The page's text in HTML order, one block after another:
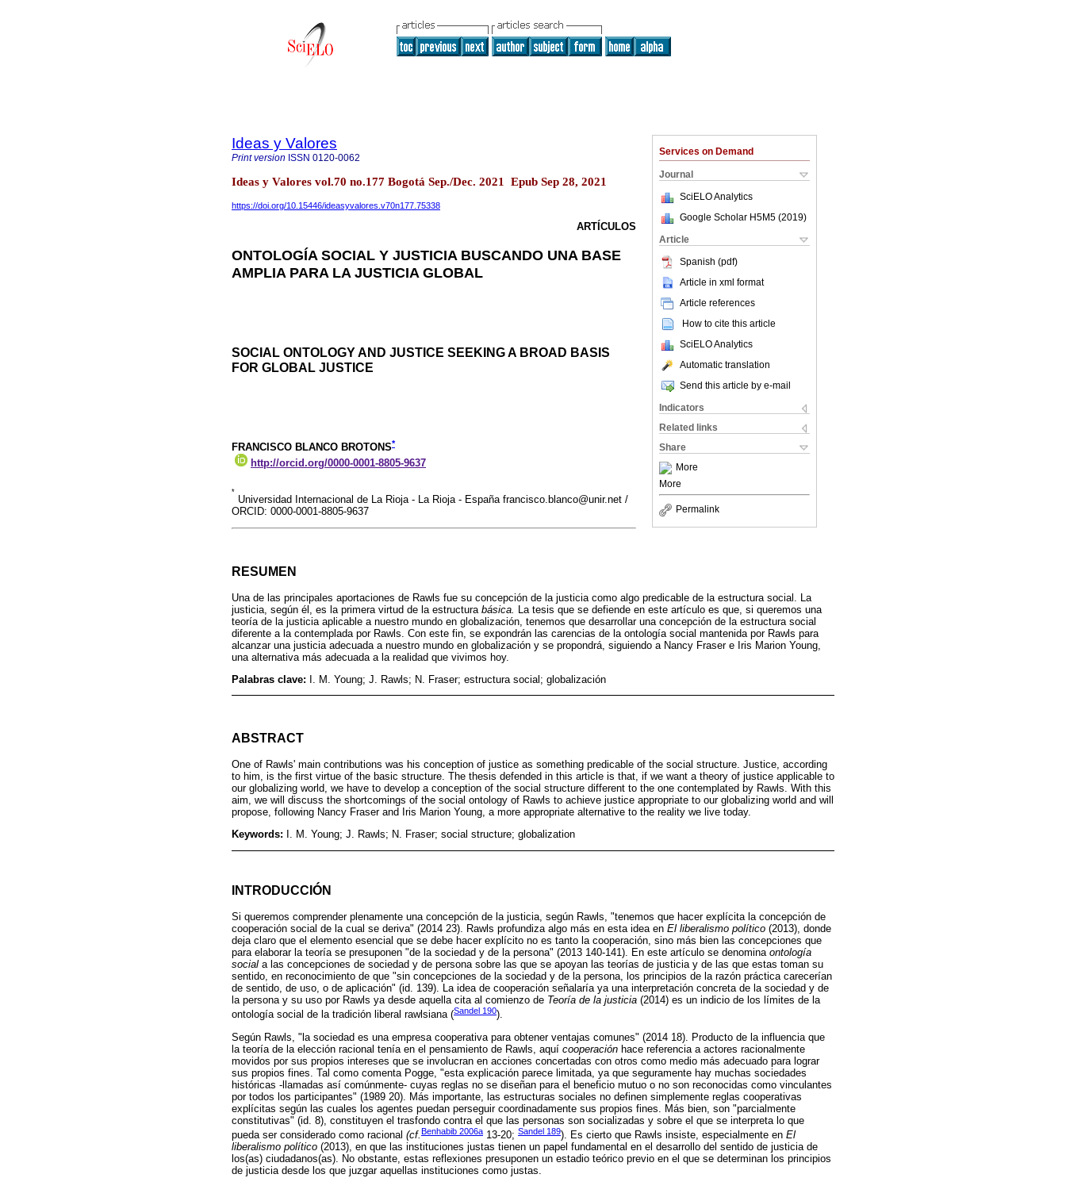
Services on Demand
Journal
SciELO Analytics
Google Scholar H5M5 (2019)
Article
Spanish (pdf)
Article in xml format
Article references
How to cite this article
SciELO Analytics
Automatic translation
Send this article by e-mail
Indicators
Related links
Share
More
More
Permalink
Ideas y Valores
Print version ISSN 0120-0062
Ideas y Valores vol.70 no.177 Bogotá Sep./Dec. 2021 Epub Sep 28, 2021
https://doi.org/10.15446/ideasyvalores.v70n177.75338
ARTÍCULOS
ONTOLOGÍA SOCIAL Y JUSTICIA BUSCANDO UNA BASE
AMPLIA PARA LA JUSTICIA GLOBAL
SOCIAL ONTOLOGY AND JUSTICE SEEKING A BROAD BASIS
FOR GLOBAL JUSTICE
FRANCISCO BLANCO BROTONS*
http://orcid.org/0000-0001-8805-9637
*
Universidad Internacional de La Rioja - La Rioja - España francisco.blanco@unir.net /
ORCID: 0000-0001-8805-9637
RESUMEN
Una de las principales aportaciones de Rawls fue su concepción de la justicia como algo predicable de la estructura social. La
justicia, según él, es la primera virtud de la estructura básica.
La tesis que se defiende en este artículo es que, si queremos una
teoría de la justicia aplicable a nuestro mundo en globalización, tenemos que desarrollar una concepción de la estructura social
diferente a la contemplada por Rawls. Con este fin, se expondrán las carencias de la ontología social mantenida por Rawls para
alcanzar una justicia adecuada a nuestro mundo en globalización y se propondrá, siguiendo a Nancy Fraser e Iris Marion Young,
una alternativa más adecuada a la realidad que vivimos hoy.
Palabras clave: I. M. Young; J. Rawls; N. Fraser; estructura social; globalización
ABSTRACT
One of Rawls' main contributions was his conception of justice as something predicable of the social structure. Justice, according
to him, is the first virtue of the basic structure. The thesis defended in this article is that, if we want a theory of justice applicable to
our globalizing world, we have to develop a conception of the social structure different to the one contemplated by Rawls. With this
aim, we will discuss the shortcomings of the social ontology of Rawls to achieve justice appropriate to our globalizing world and will
propose, following Nancy Fraser and Iris Marion Young, a more appropriate alternative to the reality we live today.
Keywords:
I. M. Young; J. Rawls; N. Fraser; social structure; globalization
INTRODUCCIÓN
Si queremos comprender plenamente una concepción de la justicia, según Rawls, "tenemos que hacer explícita la concepción de
cooperación social de la cual se deriva" (2014 23). Rawls profundiza algo más en esta idea en El liberalismo político (2013), donde
deja claro que el elemento esencial que se debe hacer explícito no es tanto la cooperación, sino más bien las concepciones que
para elaborar la teoría se presuponen "de la sociedad y de la persona" (2013 140-141). En este artículo se denomina ontología
social a las concepciones de sociedad y de persona sobre las que se apoyan las teorías de justicia y de las que estas toman su
sentido, en reconocimiento de que "sin concepciones de la sociedad y de la persona, los principios de la razón práctica carecerían
de sentido, de uso, o de aplicación" (id. 139). La idea de cooperación señalaría ya una interpretación concreta de la sociedad y de
la persona y su uso por Rawls ya desde aquella cita al comienzo de Teoría de la justicia (2014) es un indicio de los límites de la
ontología social de la tradición liberal rawlsiana (Sandel 190).
Según Rawls, "la sociedad es una empresa cooperativa para obtener ventajas comunes" (2014 18). Producto de la influencia que
la teoría de la elección racional tenía en el pensamiento de Rawls, aquí cooperación hace referencia a actores racionalmente
movidos por sus propios intereses que se involucran en acciones concertadas con otros como medio más adecuado para lograr
sus propios fines. Tal como comenta Pogge, "esta explicación parece limitada, ya que seguramente hay muchas sociedades
históricas -llamadas así comúnmente- cuyas reglas no se diseñan para el beneficio mutuo o no son reconocidas como vinculantes
por todos los participantes" (1989 20). Más importante, las estructuras sociales no definen simplemente reglas cooperativas
explícitas según las cuales los agentes puedan perseguir coordinadamente sus propios fines. Más bien, son "parcialmente
constitutivas" (id. 8), constituyen el trasfondo contra el que las personas son socializadas y sobre el que se interpreta lo que
pueda ser considerado como racional (cf.Benhabib 2006a 13-20; Sandel 189). Es cierto que Rawls insiste, especialmente en El
liberalismo político (2013), en que las instituciones justas tienen un papel fundamental en el desarrollo del sentido de justicia de
los(as) ciudadanos(as). No obstante, estas reflexiones presuponen un estadio teórico previo en el que se determinan los principios
de justicia desde los que juzgar aquellas instituciones como justas.